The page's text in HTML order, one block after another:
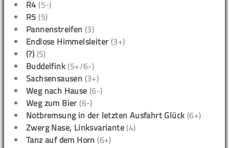
R4 (5-)
R5 (5)
Pannenstreifen (3)
Endlose Himmelsleiter (3+)
(?) (5)
Buddelfink (5+/6-)
Sachsensausen (3+)
Weg nach Hause (6-)
Weg zum Bier (6-)
Notbremsung in der letzten Ausfahrt Glück (6+)
Zwerg Nase, Linksvariante (4)
Tanz auf dem Horn (6+)